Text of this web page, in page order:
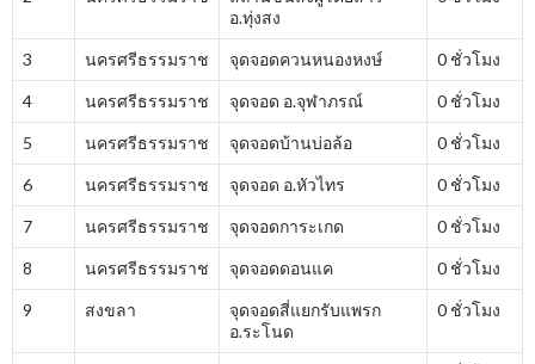
อ.ทุ่งสง
3 นครศรีธรรมราช จุดจอดควนหนองหงษ์ 0 ชั่วโมง
4 นครศรีธรรมราช จุดจอด อ.จุฬาภรณ์ 0 ชั่วโมง
5 นครศรีธรรมราช จุดจอดบ้านบ่อล้อ 0 ชั่วโมง
6 นครศรีธรรมราช จุดจอด อ.หัวไทร 0 ชั่วโมง
7 นครศรีธรรมราช จุดจอดการะเกด 0 ชั่วโมง
8 นครศรีธรรมราช จุดจอดดอนแค 0 ชั่วโมง
9 สงขลา
จุดจอดสี่แยกรับแพรก
อ.ระโนด
0 ชั่วโมง